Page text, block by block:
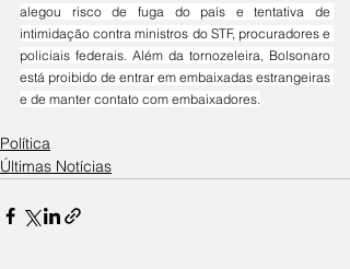
alegou risco de fuga do país e tentativa de
intimidação contra ministros do STF, procuradores e
policiais federais. Além da tornozeleira, Bolsonaro
está proibido de entrar em embaixadas estrangeiras
e de manter contato com embaixadores.
Política
Últimas Notícias